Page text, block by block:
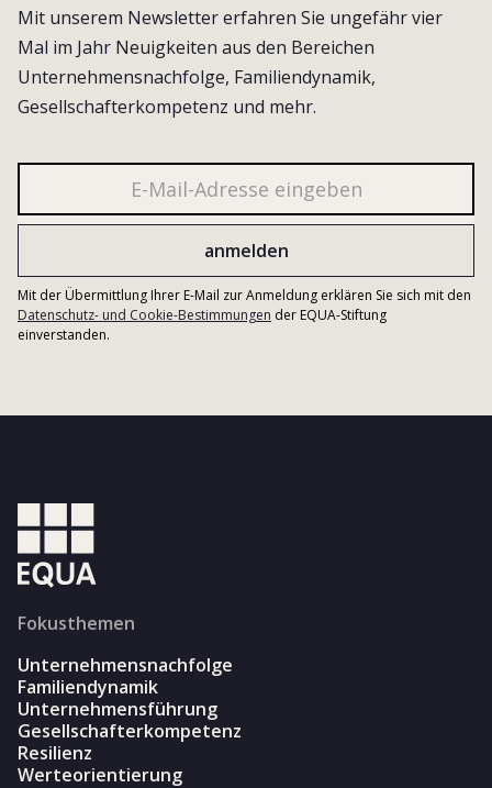
Mit unserem Newsletter erfahren Sie ungefähr vier
Mal im Jahr Neuigkeiten aus den Bereichen
Unternehmensnachfolge, Familiendynamik,
Gesellschafterkompetenz und mehr.
Mit der Übermittlung Ihrer E-Mail zur Anmeldung erklären Sie sich mit den
Datenschutz- und Cookie-Bestimmungen der EQUA-Stiftung
einverstanden.
Fokusthemen
Unternehmensnachfolge
Familiendynamik
Unternehmensführung
Gesellschafterkompetenz
Resilienz
Werteorientierung